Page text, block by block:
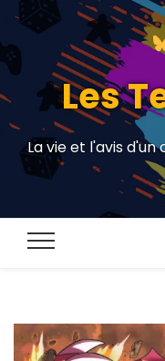
Les
La vie et l'avis